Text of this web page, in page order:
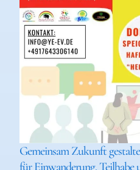
Gemeinsam Zukunft
für Einwanderung,